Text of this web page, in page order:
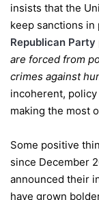
insists that the
keep sanctions in
Republican
are forced from
crimes against
incoherent,
making the most
Some positive
since December
announced their
have grown